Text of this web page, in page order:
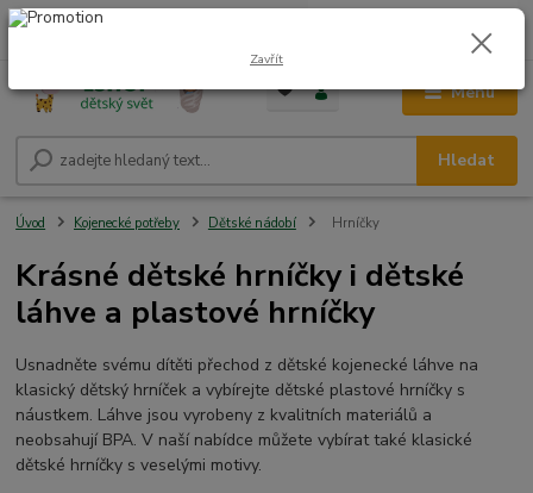
Menu
Hledat
+420 604 278 943 0,00 Kč
Úvod Kojenecké potřeby Dětské nádobí Hrníčky
Krásné dětské hrníčky i dětské
láhve a plastové hrníčky
Usnadněte svému dítěti přechod z dětské kojenecké láhve na
klasický dětský hrníček a vybírejte dětské plastové hrníčky s
náustkem. Láhve jsou vyrobeny z kvalitních materiálů a
neobsahují BPA. V naší nabídce můžete vybírat také klasické
dětské hrníčky s veselými motivy.
Zavřít